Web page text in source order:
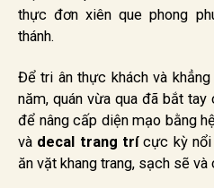
thực đơn xiên que phong
thánh.
Để tri ân thực khách và
năm, quán vừa qua đã bắt tay
để nâng cấp diện mạo bằng
và decal trang trícực kỳ nổi
ăn vặt khang trang, sạch sẽ và